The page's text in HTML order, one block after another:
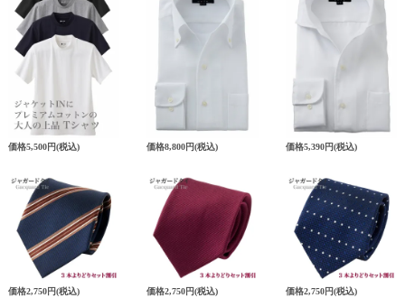
価格5,500円(税込) 価格8,800円(税込) 価格5,390円(税込)
価格2,750円(税込) 価格2,750円(税込) 価格2,750円(税込)